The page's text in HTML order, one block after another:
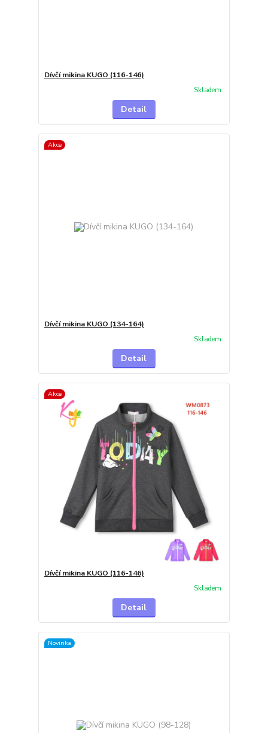
Dívčí mikina KUGO (116-146)
Skladem
Detail
Akce
Dívčí mikina KUGO (134-164)
Skladem
Detail
Akce
Dívčí mikina KUGO (116-146)
Skladem
Detail
Novinka